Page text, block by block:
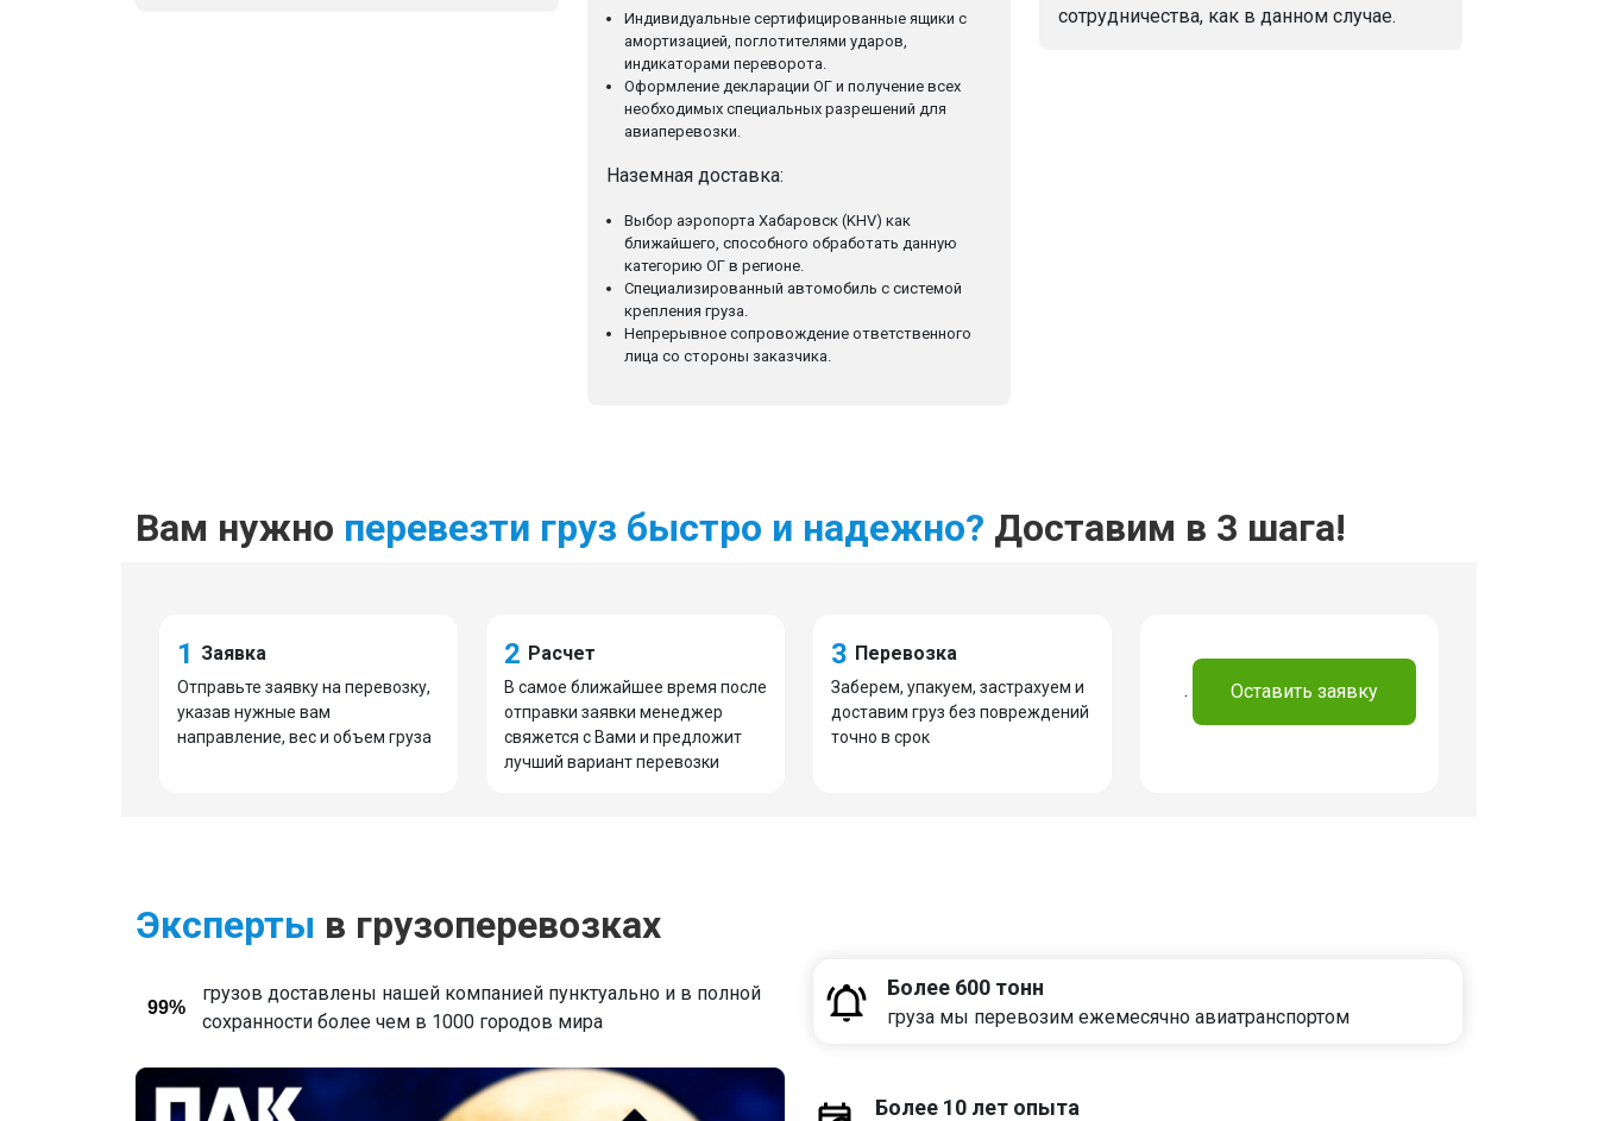
Индивидуальные сертифицированные ящики с
амортизацией, поглотителями ударов,
индикаторами переворота.
Оформление декларации ОГ и получение всех
необходимых специальных разрешений для
авиаперевозки.
Наземная доставка:
Выбор аэропорта Хабаровск (KHV) как
ближайшего, способного обработать данную
категорию ОГ в регионе.
Специализированный автомобиль с системой
крепления груза.
Непрерывное сопровождение ответственного
лица со стороны заказчика.
сотрудничества, как в данном случае.
Вам нужно перевезти груз быстро и надежно? Доставим в 3 шага!
1 Заявка
Отправьте заявку на перевозку,
указав нужные вам
направление, вес и объем груза
2 Расчет
В самое ближайшее время после
отправки заявки менеджер
свяжется с Вами и предложит
лучший вариант перевозки
3 Перевозка
Заберем, упакуем, застрахуем и
доставим груз без повреждений
точно в срок
. Оставить заявку
Эксперты в грузоперевозках
99%
грузов доставлены нашей компанией пунктуально и в полной
сохранности более чем в 1000 городов мира
Более 600 тонн
груза мы перевозим ежемесячно авиатранспортом
Более 10 лет опыта